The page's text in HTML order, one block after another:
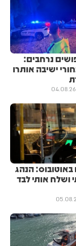
נרחבים:
ישיבה אותרו
04.08.26
באוטובוס: הנהג
ושלח אותי לבד